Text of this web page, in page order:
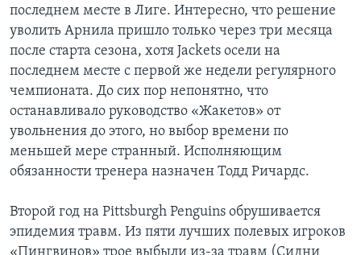
последнем месте в Лиге. Интересно, что решение
уволить Арнила пришло только через три месяца
после старта сезона, хотя Jackets осели на
последнем месте с первой же недели регулярного
чемпионата. До сих пор непонятно, что
останавливало руководство «Жакетов» от
увольнения до этого, но выбор времени по
меньшей мере странный. Исполняющим
обязанности тренера назначен Тодд Ричардс.
Второй год на Pittsburgh Penguins обрушивается
эпидемия травм. Из пяти лучших полевых игроков